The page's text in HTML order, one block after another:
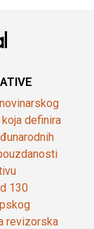
definira
130
revizorska